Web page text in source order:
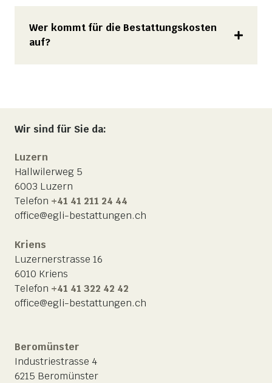
Wer kommt für die Bestattungskosten
auf?
Wir sind für Sie da:
Luzern
Hallwilerweg 5
6003 Luzern
Telefon +41 41 211 24 44
office@egli-bestattungen.ch
Kriens
Luzernerstrasse 16
6010 Kriens
Telefon +41 41 322 42 42
office@egli-bestattungen.ch
Beromünster
Industriestrasse 4
6215 Beromünster